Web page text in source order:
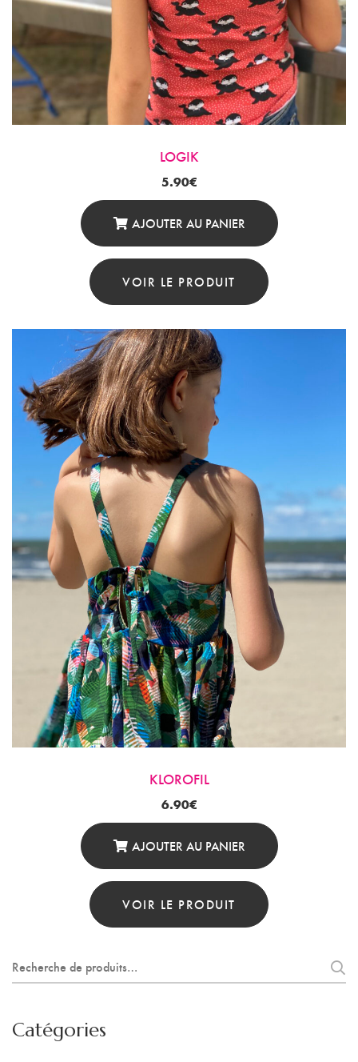
LOGIK
5.90€
AJOUTER AU PANIER
VOIR LE PRODUIT
KLOROFIL
6.90€
AJOUTER AU PANIER
VOIR LE PRODUIT
Recherche
pour :
Catégories